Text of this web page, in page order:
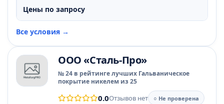
Цены по запросу
Все условия →
ООО «Сталь-Про»
№ 24 в рейтинге лучших Гальваническое
покрытие никелем из 25
0.0Отзывов нет
○ Не проверена